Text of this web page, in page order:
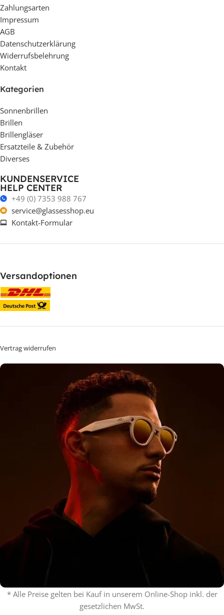
Zahlungsarten
Impressum
AGB
Datenschutzerklärung
Widerrufsbelehrung
Kontakt
Kategorien
Sonnenbrillen
Brillen
Brillengläser
Ersatzteile & Zubehör
Diverses
KUNDENSERVICE
HELP CENTER
+49 (0) 7353 988 767
service@glassesshop.eu
Kontakt-Formular
Versandoptionen
Vertrag widerrufen
% ON SALE %
* Alle Preise gelten bei Kauf in unserem Online-Shop inkl. der
gesetzlichen MwSt.